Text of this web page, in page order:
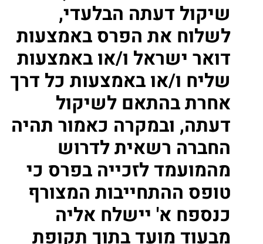
שיקול דעתה הבלעדי,
לשלוח את הפרס באמצעות
דואר ישראל ו/או באמצעות
שליח ו/או באמצעות כל דרך
אחרת בהתאם לשיקול
דעתה, ובמקרה כאמור תהיה
החברה רשאית לדרוש
מהמועמד לזכייה בפרס כי
טופס ההתחייבות המצורף
כנספח א' יישלח אליה
מבעוד מועד בתוך תקופת